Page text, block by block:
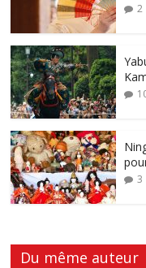
2
3
Du même auteur